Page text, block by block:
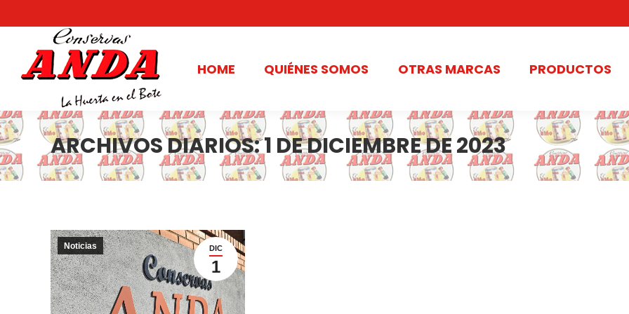
HOME QUIÉNES SOMOS OTRAS MARCAS PRODUCTOS
ARCHIVOS DIARIOS:1 DE DICIEMBRE DE 2023
DIC
1
Noticias